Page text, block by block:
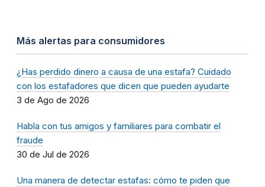
Más alertas para consumidores
¿Has perdido dinero a causa de una estafa? Cuidado
con los estafadores que dicen que pueden ayudarte
3 de Ago de 2026
Habla con tus amigos y familiares para combatir el
fraude
30 de Jul de 2026
Una manera de detectar estafas: cómo te piden que